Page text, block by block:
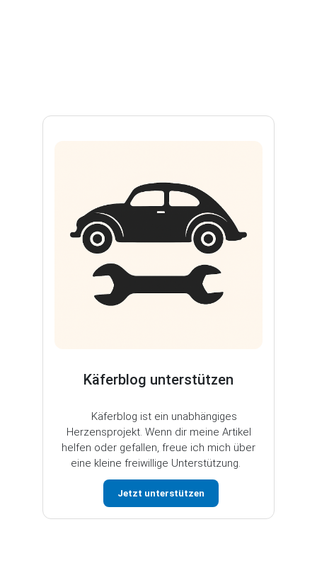
Käferblog unterstützen
Käferblog ist ein unabhängiges
Herzensprojekt. Wenn dir meine Artikel
helfen oder gefallen, freue ich mich über
eine kleine freiwillige Unterstützung.
Jetzt unterstützen